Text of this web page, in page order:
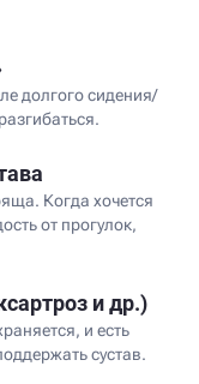
долгого сидения/
Когда хочется
от прогулок,
и др.)
и есть
сустав.